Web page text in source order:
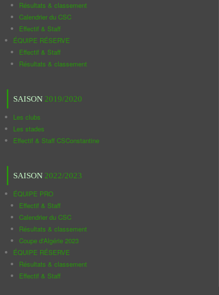
Résultats & classement
Calendrier du CSC
Effectif & Staff
ÉQUIPE RÉSERVE
Effectif & Staff
Résultats & classement
SAISON 2019/2020
Les clubs
Les stades
Effectif & Staff CSConstantine
SAISON 2022/2023
ÉQUIPE PRO
Effectif & Staff
Calendrier du CSC
Résultats & classement
Coupe d'Algérie 2023
ÉQUIPE RÉSERVE
Résultats & classement
Effectif & Staff